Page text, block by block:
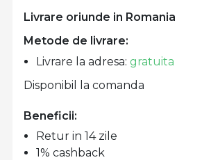
Livrare oriunde in Romania
Metode de livrare:
Livrare la adresa:gratuita
Disponibil la comanda
Beneficii:
Retur in 14 zile
1% cashback